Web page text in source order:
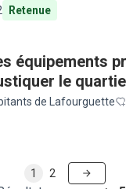
Retenue
équipements
le
de Lafourguette
1 2